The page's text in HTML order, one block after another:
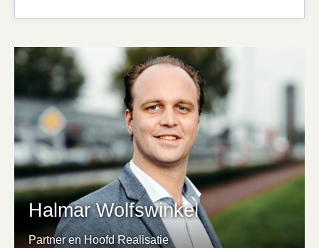
Halmar Wolfswinkel
Partner en Hoofd Realisatie